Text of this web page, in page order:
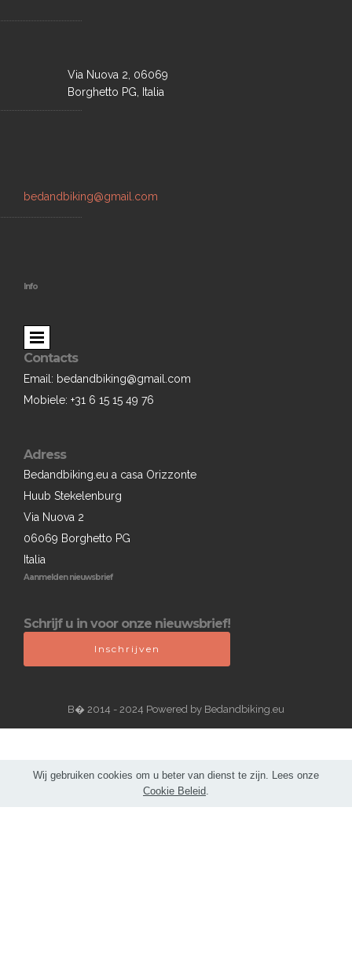
Via Nuova 2, 06069
Borghetto PG, Italia
bedandbiking@gmail.com
Info
Contacts
Email: bedandbiking@gmail.com
Mobiele: +31 6 15 15 49 76
Adress
Bedandbiking.eu a casa Orizzonte
Huub Stekelenburg
Via Nuova 2
06069 Borghetto PG
Italia
Aanmelden nieuwsbrief
Schrijf u in voor onze nieuwsbrief!
Inschrijven
В� 2014 - 2024 Powered by Bedandbiking.eu
Wij gebruiken cookies om u beter van dienst te zijn. Lees onze
Cookie Beleid.